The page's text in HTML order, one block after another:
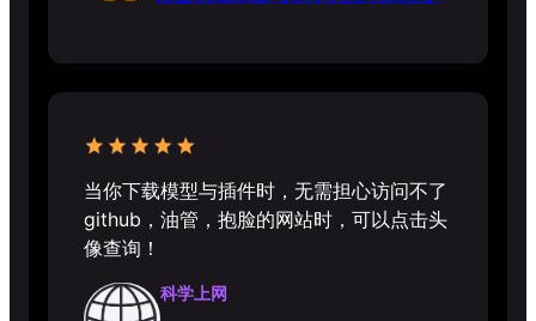
当你下载模型与插件时，无需担心访问不了
github，油管，抱脸的网站时，可以点击头
像查询！
科学上网